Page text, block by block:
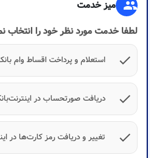
group میز خدمت
لطفا خدمت مورد نظر خود را انتخاب
check
استعلام و پرداخت اقساط وام بانک گردشگری
check دریافت صورتحساب در
check تغییر و دریافت رمز کارت‌ها در